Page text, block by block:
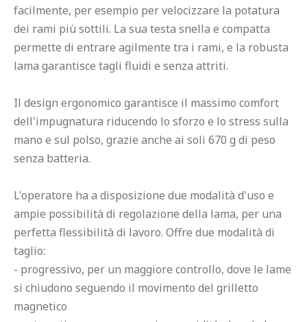
facilmente, per esempio per velocizzare la potatura
dei rami più sottili. La sua testa snella e compatta
permette di entrare agilmente tra i rami, e la robusta
lama garantisce tagli fluidi e senza attriti.
Il design ergonomico garantisce il massimo comfort
dell'impugnatura riducendo lo sforzo e lo stress sulla
mano e sul polso, grazie anche ai soli 670 g di peso
senza batteria.
L'operatore ha a disposizione due modalità d'uso e
ampie possibilità di regolazione della lama, per una
perfetta flessibilità di lavoro. Offre due modalità di
taglio:
- progressivo, per un maggiore controllo, dove le lame
si chiudono seguendo il movimento del grilletto
magnetico